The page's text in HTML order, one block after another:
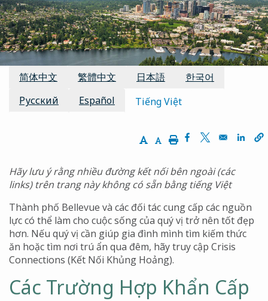
Các bản dịch có sẵn:
简体中文 繁體中文 日本語
한국어
Русский
Español Tiếng Việt
Increase Text Size
Decrease Text Size
PrintOpens in a new
Opens in a
Hãy lưu ý rằng nhiều đường kết nối bên ngoài (các
links) trên trang này không có sẵn bằng tiếng Việt
Thành phố Bellevue và các đối tác cung cấp các nguồn
lực có thể làm cho cuộc sống của quý vị trở nên tốt đẹp
hơn. Nếu quý vị cần giúp gia đình mình tìm kiếm thức
ăn hoặc tìm nơi trú ẩn qua đêm, hãy truy cập Crisis
Connections (Kết Nối Khủng Hoảng).
Các Trường Hợp Khẩn Cấp